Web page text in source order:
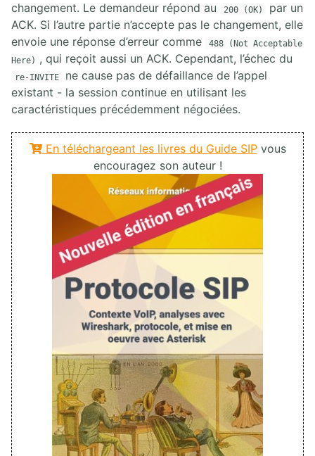
changement. Le demandeur répond au
200 (OK)
par un
ACK. Si l’autre partie n’accepte pas le changement, elle
envoie une réponse d’erreur comme
488 (Not Acceptable
Here) , qui reçoit aussi un ACK. Cependant, l’échec du
re-INVITE
ne cause pas de défaillance de l’appel
existant - la session continue en utilisant les
caractéristiques précédemment négociées.
En téléchargeant les livres du Guide SIPvous
encouragez son auteur !